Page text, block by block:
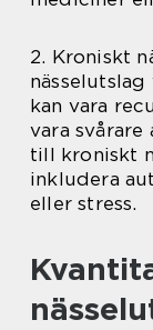
2. Kroniskt
kan vara
vara svårare
till kroniskt
inkludera
eller stress.